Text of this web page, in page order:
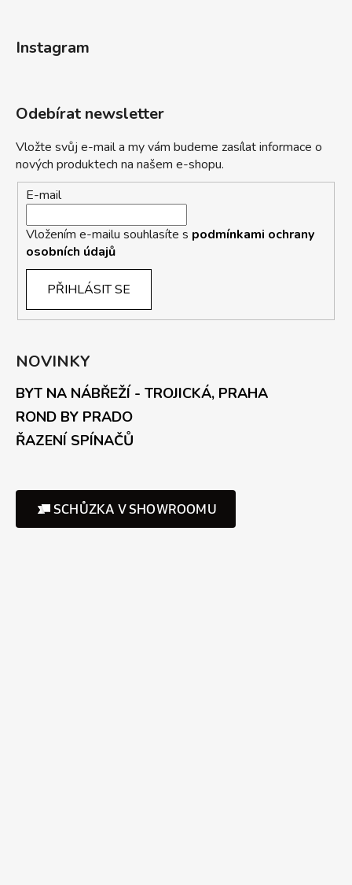
Instagram
Odebírat newsletter
Vložte svůj e-mail a my vám budeme zasílat informace o
nových produktech na našem e-shopu.
E-mail
Vložením e-mailu souhlasíte s podmínkami ochrany
osobních údajů
PŘIHLÁSIT SE
NOVINKY
BYT NA NÁBŘEŽÍ - TROJICKÁ, PRAHA
ROND BY PRADO
ŘAZENÍ SPÍNAČŮ
SCHŮZKA V SHOWROOMU